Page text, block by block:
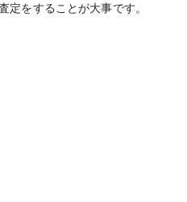
定をすることが大事です。